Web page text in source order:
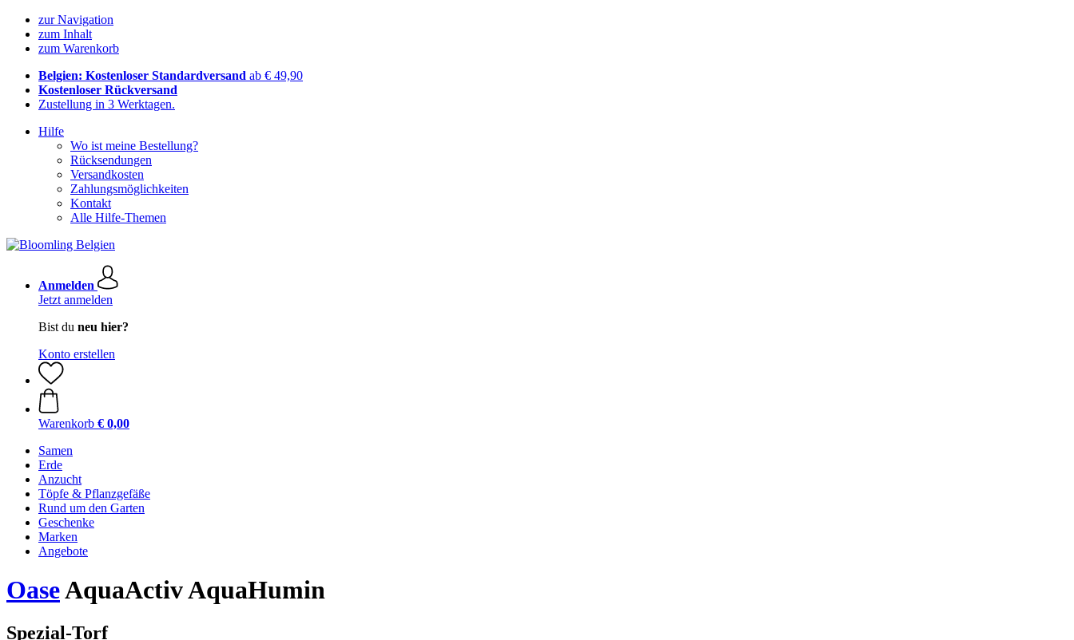
zur Navigation
zum Inhalt
zum Warenkorb
Belgien: Kostenloser Standardversand ab € 49,90
Kostenloser Rückversand
Zustellung in 3 Werktagen.
Hilfe
Wo ist meine Bestellung?
Rücksendungen
Versandkosten
Zahlungsmöglichkeiten
Kontakt
Alle Hilfe-Themen
Anmelden
Jetzt anmelden
Bist du neu hier?
Konto erstellen
Warenkorb € 0,00
Samen
Erde
Anzucht
Töpfe & Pflanzgefäße
Rund um den Garten
Geschenke
Marken
Angebote
OaseAquaActiv AquaHumin
Spezial-Torf